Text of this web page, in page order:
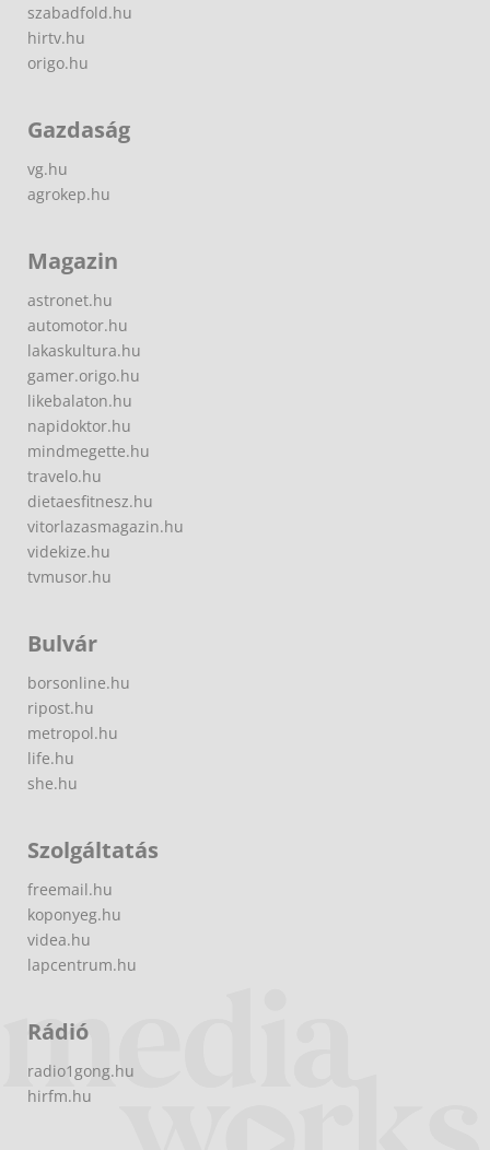
szabadfold.hu
hirtv.hu
origo.hu
Gazdaság
vg.hu
agrokep.hu
Magazin
astronet.hu
automotor.hu
lakaskultura.hu
gamer.origo.hu
likebalaton.hu
napidoktor.hu
mindmegette.hu
travelo.hu
dietaesfitnesz.hu
vitorlazasmagazin.hu
videkize.hu
tvmusor.hu
Bulvár
borsonline.hu
ripost.hu
metropol.hu
life.hu
she.hu
Szolgáltatás
freemail.hu
koponyeg.hu
videa.hu
lapcentrum.hu
Rádió
radio1gong.hu
hirfm.hu